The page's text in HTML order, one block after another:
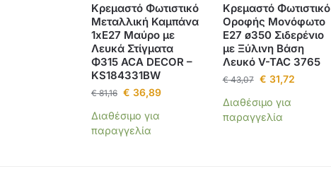
Κρεμαστό Φωτιστικό
Μεταλλική Καμπάνα
1xΕ27 Μαύρο με
Λευκά Στίγματα
Φ315 ACA DECOR –
KS184331BW
€81,16 € 36,89
Διαθέσιμο για
παραγγελία
Κρεμαστό Φωτιστικό
Οροφής Μονόφωτο
E27 ø350 Σιδερένιο
με Ξύλινη Βάση
Λευκό V-TAC 3765
€43,07 € 31,72
Διαθέσιμο για
παραγγελία